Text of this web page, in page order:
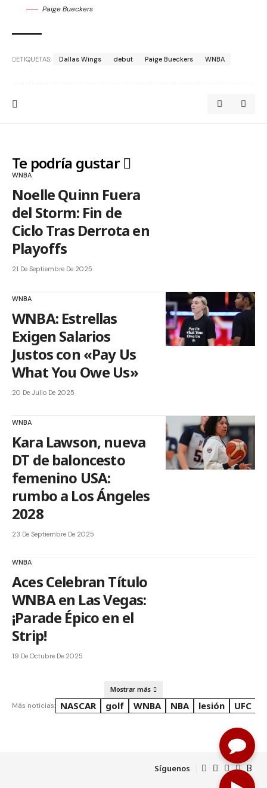
Paige Bueckers
ETIQUETAS: Dallas Wings debut Paige Bueckers WNBA
Te podría gustar
WNBA
Noelle Quinn Fuera
del Storm: Fin de
Ciclo Tras Derrota en
Playoffs
21 De Septiembre De 2025
WNBA
WNBA: Estrellas
Exigen Salarios
Justos con «Pay Us
What You Owe Us»
20 De Julio De 2025
WNBA
Kara Lawson, nueva
DT de baloncesto
femenino USA:
rumbo a Los Ángeles
2028
23 De Septiembre De 2025
WNBA
Aces Celebran Título
WNBA en Las Vegas:
¡Parade Épico en el
Strip!
19 De Octubre De 2025
Mostrar más
Más noticias: NASCAR golf WNBA NBA lesión UFC
Síguenos